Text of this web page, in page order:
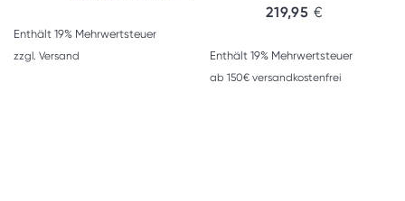
Enthält 19% Mehrwertsteuer
zzgl. Versand
219,95 €
Enthält 19% Mehrwertsteuer
ab 150€ versandkostenfrei